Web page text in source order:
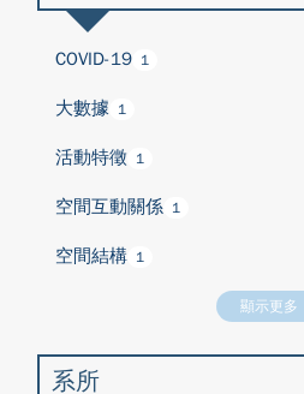
COVID-19 1
大數據 1
活動特徵 1
空間互動關係 1
空間結構 1
顯示更多
系所